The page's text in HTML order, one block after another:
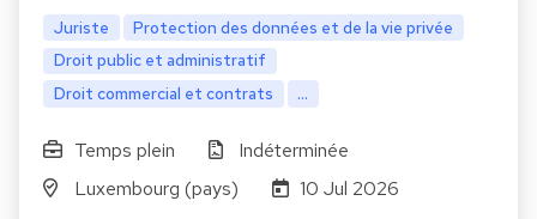
Juriste
Protection des données et de la vie privée
Droit public et administratif
Droit commercial et contrats
...
Temps plein
Indéterminée
Luxembourg (pays)
10 Jul 2026